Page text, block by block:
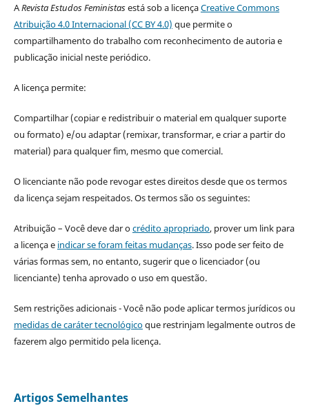
ARevista Estudos Feministasestá sob a licençaCreative Commons
Atribuição 4.0 Internacional (CC BY 4.0) que permite o
compartilhamento do trabalho com reconhecimento de autoria e
publicação inicial neste periódico.
A licença permite:
Compartilhar (copiar e redistribuir o material em qualquer suporte
ou formato) e/ou adaptar (remixar, transformar, e criar a partir do
material) para qualquer fim, mesmo que comercial.
O licenciante não pode revogar estes direitos desde que os termos
da licença sejam respeitados. Os termos são os seguintes:
Atribuição – Você deve dar ocrédito apropriado, prover um link para
a licença e indicar se foram feitas mudanças. Isso pode ser feito de
várias formas sem, no entanto, sugerir que o licenciador (ou
licenciante) tenha aprovado o uso em questão.
Sem restrições adicionais - Você não pode aplicar termos jurídicos ou
medidas de caráter tecnológicoque restrinjam legalmente outros de
fazerem algo permitido pela licença.
Artigos Semelhantes